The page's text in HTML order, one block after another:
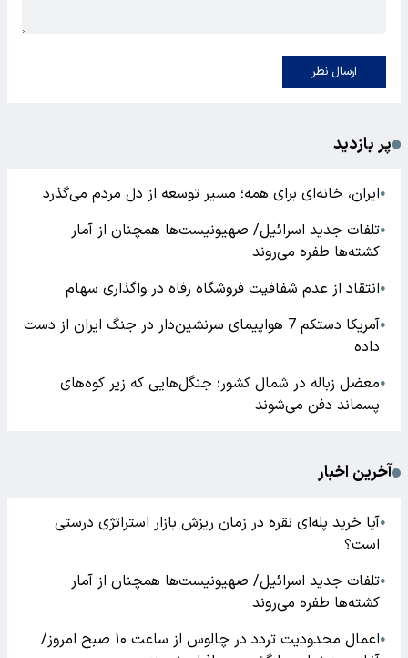
ارسال نظر
پر بازدید
●ایران، خانه‌ای برای همه؛ مسیر توسعه از دل مردم می‌گذرد
●تلفات جدید اسرائیل/ صهیونیست‌ها همچنان از آمار
کشته‌ها طفره می‌روند
●انتقاد از عدم شفافیت فروشگاه رفاه در واگذاری سهام
●
آمریکا دستکم 7 هواپیمای سرنشین‌دار در جنگ ایران از دست
داده
●معضل زباله در شمال کشور؛ جنگل‌هایی که زیر کوه‌های
پسماند دفن می‌شوند
آخرین اخبار
●آیا خرید پله‌ای نقره در زمان ریزش بازار استراتژی درستی
است؟
●تلفات جدید اسرائیل/ صهیونیست‌ها همچنان از آمار
کشته‌ها طفره می‌روند
●
اعمال محدودیت تردد در چالوس از ساعت ۱۰ صبح امروز/